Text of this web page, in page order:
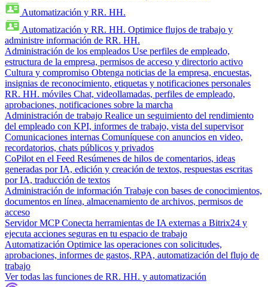
Automatización y RR. HH.
Automatización y RR. HH. Optimice flujos de trabajo y
administre información de RR. HH.
Administración de los empleados Use perfiles de empleado,
estructura de la empresa, permisos de acceso y directorio activo
Cultura y compromiso Obtenga noticias de la empresa, encuestas,
insignias de reconocimiento, etiquetas y notificaciones personales
RR. HH. móviles Chat, videollamadas, perfiles de empleado,
aprobaciones, notificaciones sobre la marcha
Administración de trabajo Realice un seguimiento del rendimiento
del empleado con KPI, informes de trabajo, vista del supervisor
Comunicaciones internas Comuníquese con anuncios en video,
recordatorios, chats públicos y privados
CoPilot en el Feed Resúmenes de hilos de comentarios, ideas
generadas por IA, edición y creación de textos, respuestas escritas
por IA, traducción de textos
Administración de información Trabaje con bases de conocimientos,
documentos en línea, almacenamiento de archivos, permisos de
acceso
Servidor MCP Conecta herramientas de IA externas a Bitrix24 y
ejecuta acciones seguras en tu espacio de trabajo
Automatización Optimice las operaciones con solicitudes,
aprobaciones, informes de gastos, RPA, automatización del flujo de
trabajo
Ver todas las funciones de RR. HH. y automatización